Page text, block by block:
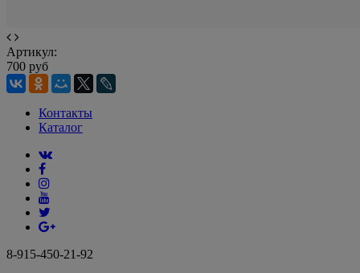
Артикул:
700 руб
Контакты
Каталог
8-915-450-21-92